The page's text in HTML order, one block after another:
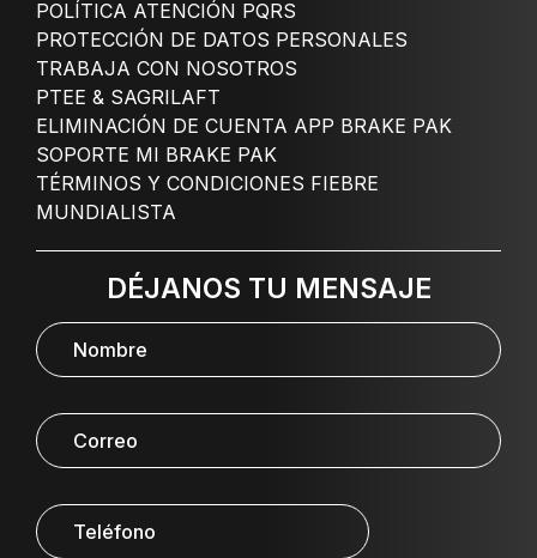
POLÍTICA ATENCIÓN PQRS
PROTECCIÓN DE DATOS PERSONALES
TRABAJA CON NOSOTROS
PTEE & SAGRILAFT
ELIMINACIÓN DE CUENTA APP BRAKE PAK
SOPORTE MI BRAKE PAK
TÉRMINOS Y CONDICIONES FIEBRE
MUNDIALISTA
DÉJANOS TU MENSAJE